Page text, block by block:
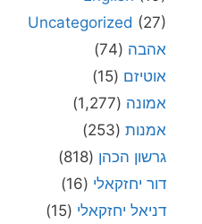
Uncategorized (27)
אהבה (74)
אוטיזם (15)
אמונה (1,277)
אמנות (253)
גרשון הכהן (818)
דור יחזקאלי (16)
דניאל יחזקאלי (15)